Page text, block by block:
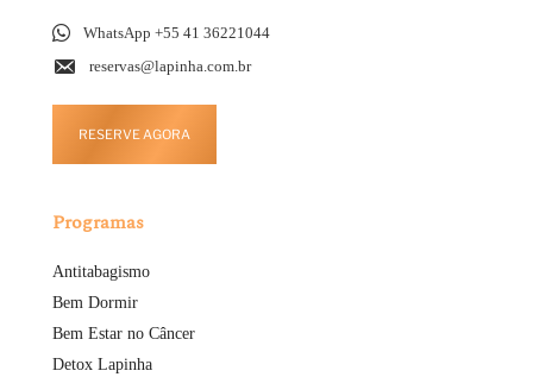
WhatsApp +55 41 36221044
reservas@lapinha.com.br
RESERVE AGORA
Programas
Antitabagismo
Bem Dormir
Bem Estar no Câncer
Detox Lapinha